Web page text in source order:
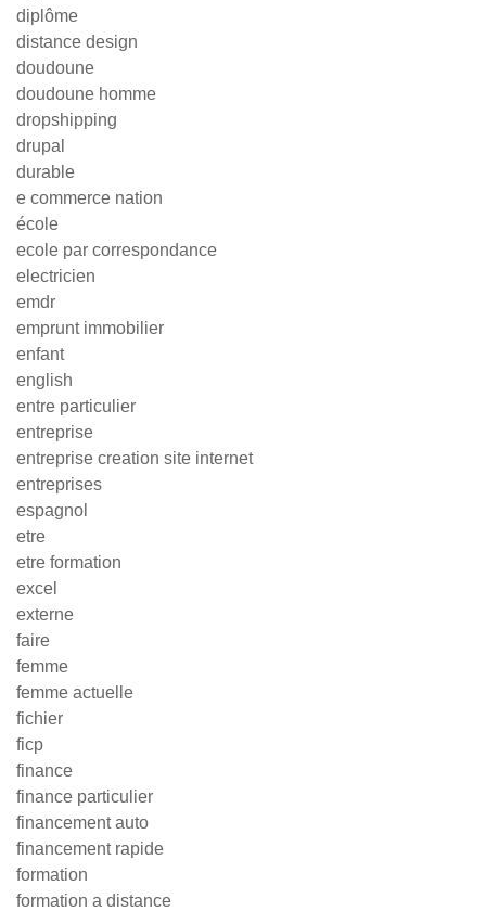
diplôme
distance design
doudoune
doudoune homme
dropshipping
drupal
durable
e commerce nation
école
ecole par correspondance
electricien
emdr
emprunt immobilier
enfant
english
entre particulier
entreprise
entreprise creation site internet
entreprises
espagnol
etre
etre formation
excel
externe
faire
femme
femme actuelle
fichier
ficp
finance
finance particulier
financement auto
financement rapide
formation
formation a distance